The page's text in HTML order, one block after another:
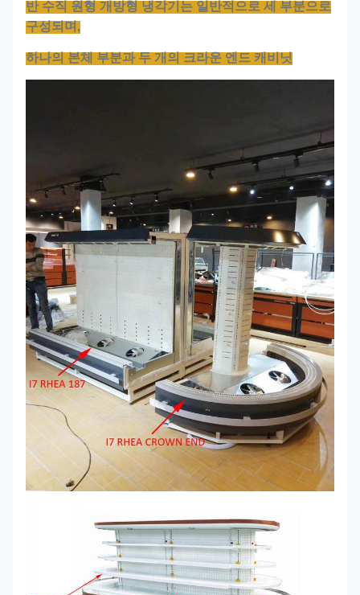
반 수직 원형 개방형 냉각기는 일반적으로 세 부분으로
구성되며,
하나의 본체 부분과 두 개의 크라운 엔드 캐비닛